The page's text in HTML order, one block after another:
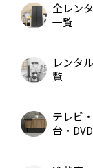
全レン
一覧
レンタ
覧
テレビ
台・DVD